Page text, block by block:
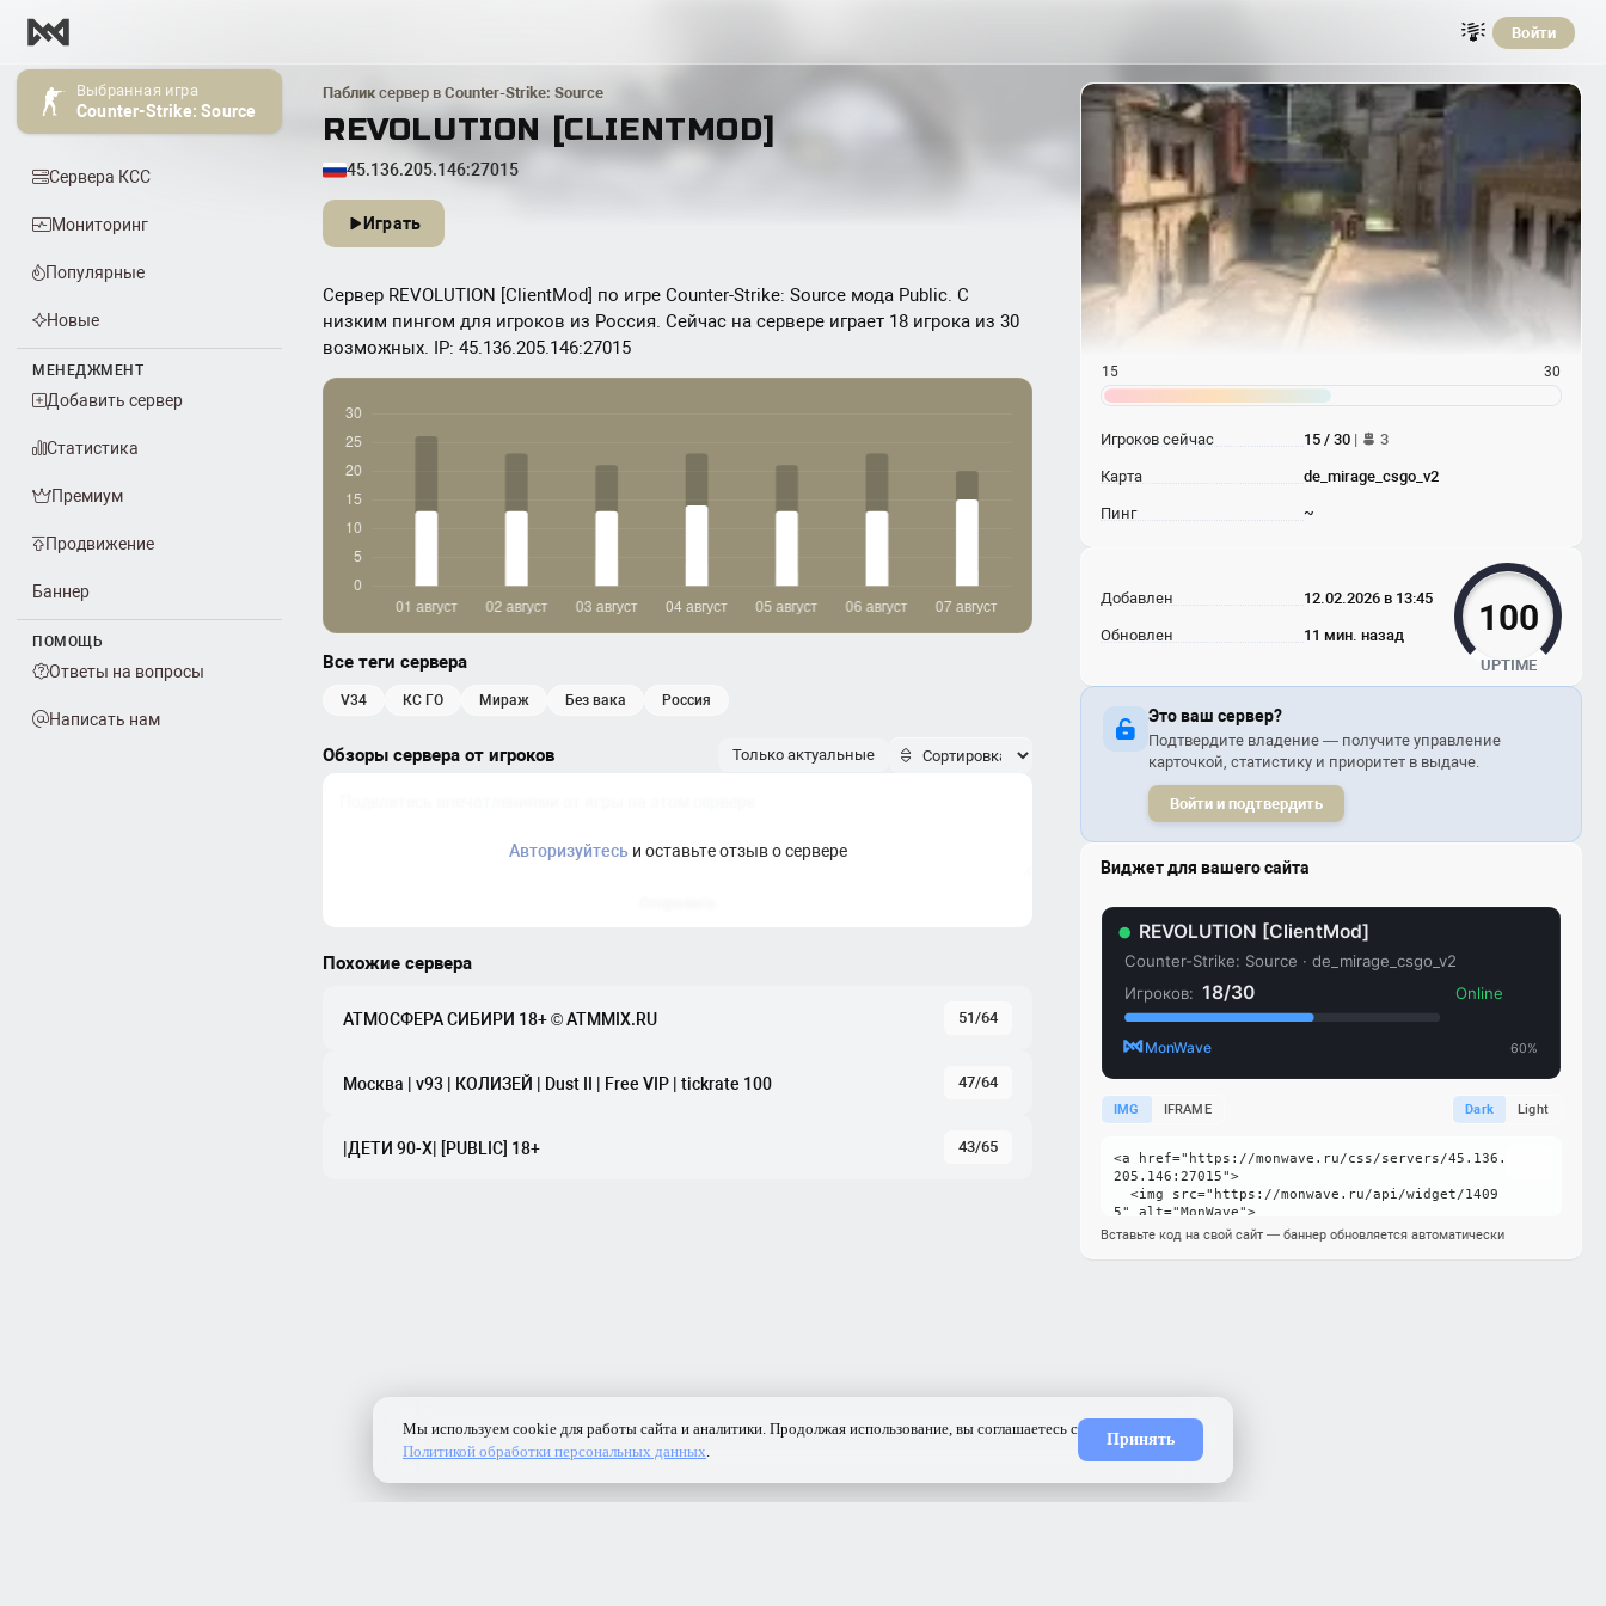
Войти
Выбранная игра
Counter-Strike: Source
Сервера КСС
Мониторинг
Популярные
Новые
МЕНЕДЖМЕНТ
Добавить сервер
Статистика
Премиум
Продвижение
Баннер
ПОМОЩЬ
Ответы на вопросы
Написать нам
Паблик сервер в Counter-Strike: Source
REVOLUTION [CLIENTMOD]
45.136.205.146:27015
Играть
Сервер REVOLUTION [ClientMod] по игре Counter-Strike: Source мода Public. С
низким пингом для игроков из Россия. Сейчас на сервере играет 18 игрока из 30
возможных. IP: 45.136.205.146:27015
Все теги сервера
v34 КС ГО мираж без вака россия
Обзоры сервера от игроков Только актуальные
Авторизуйтесьи оставьте отзыв о сервере
Похожие сервера
АТМОСФЕРА СИБИРИ 18+ © ATMMIX.RU 51/64
Москва | v93 | КОЛИЗЕЙ | Dust II | Free VIP | tickrate 100 47/64
|ДЕТИ 90-X| [PUBLIC] 18+ 43/65
15 30
Игроков сейчас 15 / 30 | 3
Карта de_mirage_csgo_v2
Пинг ~
Добавлен 12.02.2026 в 13:45
Обновлен 11 мин. назад 100
UPTIME
Это ваш сервер?
Подтвердите владение — получите управление
карточкой, статистику и приоритет в выдаче.
Войти и подтвердить
Виджет для вашего сайта
IMG IFRAME Dark Light
Вставьте код на свой сайт — баннер обновляется автоматически